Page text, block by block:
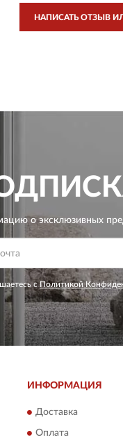
НАПИСАТЬ ОТЗЫВ
о эксклюзивных
сПолитикой
ИНФОРМАЦИЯ
Доставка
Оплата